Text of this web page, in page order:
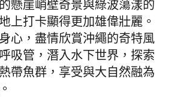
懸崖峭壁奇景與綠波蕩漾的
上打卡顯得更加雄偉壯麗。
心，盡情欣賞沖繩的奇特風
吸管，潛入水下世界，探索
帶魚群，享受與大自然融為